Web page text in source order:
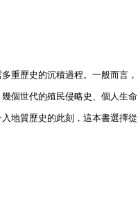
重歷史的沉積過程。一般而言，
個世代的殖民侵略史、個人生命
地質歷史的此刻，這本書選擇從